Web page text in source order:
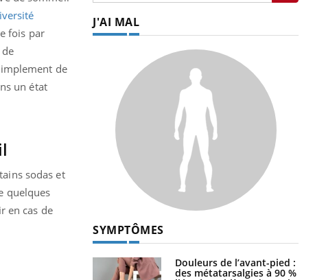
fois par
de
un état
sodas et
quelques
en cas de
J'AI MAL
SYMPTÔMES
Douleurs de l’avant-pied :
des métatarsalgies à 90 %